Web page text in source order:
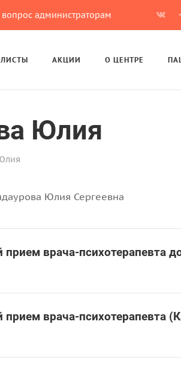
вопрос администраторам
АКЦИИ О ЦЕНТРЕ
Юлия
Юлия Сергеевна
врача-психотерапевта
врача-психотерапевта